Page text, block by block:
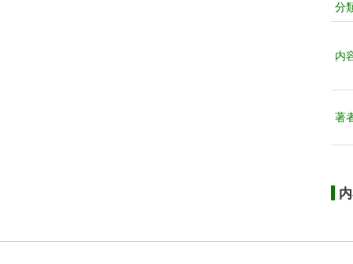
分
内
著